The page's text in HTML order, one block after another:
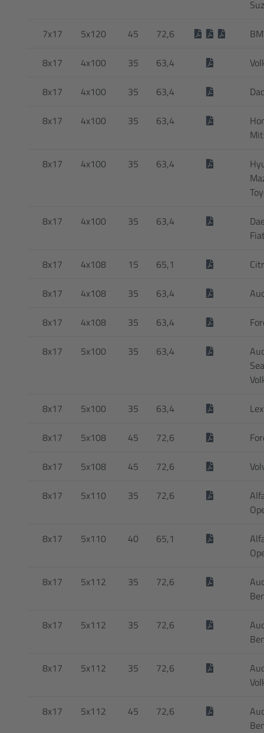
7x17 5x120 45 72,6
8x17 4x100 35 63,4
8x17 4x100 35 63,4
8x17 4x100 35 63,4
8x17 4x100 35 63,4
8x17 4x100 35 63,4
8x17 4x108 15 65,1
8x17 4x108 35 63,4
8x17 4x108 35 63,4
8x17 5x100 35 63,4
8x17 5x100 35 63,4
8x17 5x108 45 72,6
8x17 5x108 45 72,6
8x17 5x110 35 72,6
8x17 5x110 40 65,1
8x17 5x112 35 72,6
8x17 5x112 35 72,6
8x17 5x112 35 72,6
8x17 5x112 45 72,6